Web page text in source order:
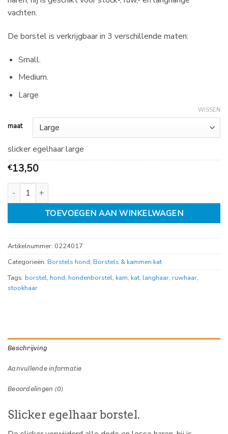
tot
13,50
vachten.
De borstel is verkrijgbaar in 3 verschillende maten:
Small.
Medium.
Large
maat
WISSEN
slicker egelhaar large
€13,50
Slicker egelhaar aantal
TOEVOEGEN AAN WINKELWAGEN
Artikelnummer: 0224017
Categorieën: Borstels hond, Borstels & kammen kat
Tags: borstel, hond, hondenborstel, kam, kat, langhaar, ruwhaar,
stookhaar
Beschrijving
Aanvullende informatie
Beoordelingen (0)
Slicker egelhaar borstel.